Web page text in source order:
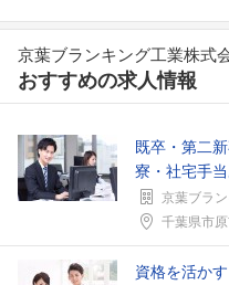
フォ
こちらの企業も
京葉ブランキング工業株式
おすすめの求人情報
既卒・第二
寮・社宅手当
京葉ブラ
千葉県市原
資格を活か